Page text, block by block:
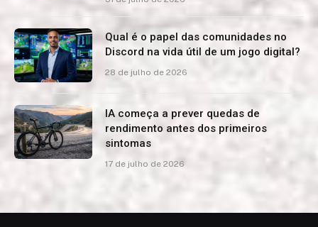
Qual é o papel das comunidades no
Discord na vida útil de um jogo digital?
28 de julho de 2026
IA começa a prever quedas de
rendimento antes dos primeiros
sintomas
17 de julho de 2026